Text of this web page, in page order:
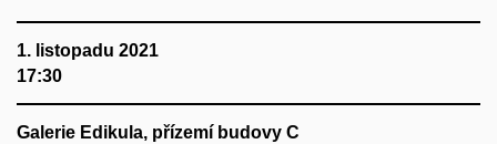
1. listopadu 2021
17:30
Galerie Edikula, přízemí budovy C